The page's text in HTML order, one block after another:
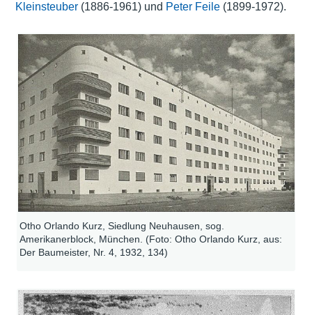
Kleinsteuber(1886-1961) und Peter Feile(1899-1972).
Otho Orlando Kurz, Siedlung Neuhausen, sog.
Amerikanerblock, München. (Foto: Otho Orlando Kurz, aus:
Der Baumeister, Nr. 4, 1932, 134)